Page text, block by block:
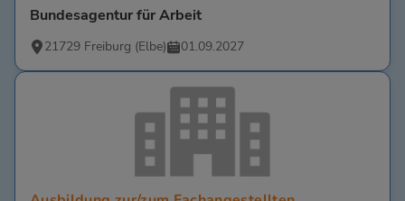
Bundesagentur für Arbeit
21729 Freiburg (Elbe) 01.09.2027